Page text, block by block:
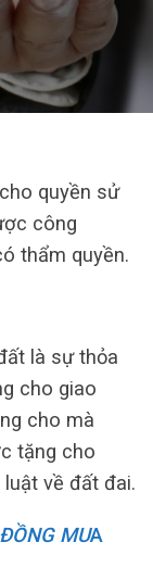
quyền sử
công
thẩm quyền.
là sự thỏa
cho giao
cho mà
tặng cho
về đất đai.
MUA